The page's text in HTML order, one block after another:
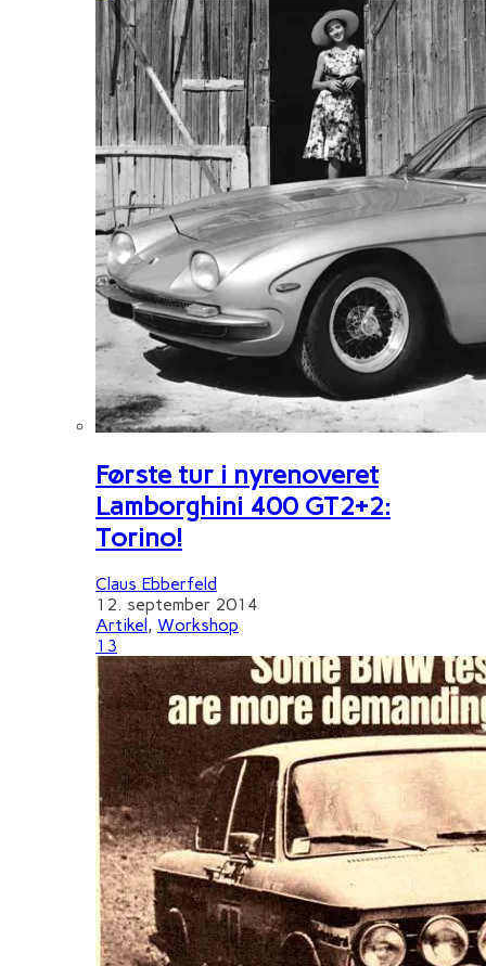
Første tur i nyrenoveret
Lamborghini 400 GT2+2:
Torino!
Claus Ebberfeld
12. september 2014
Artikel , Workshop
13